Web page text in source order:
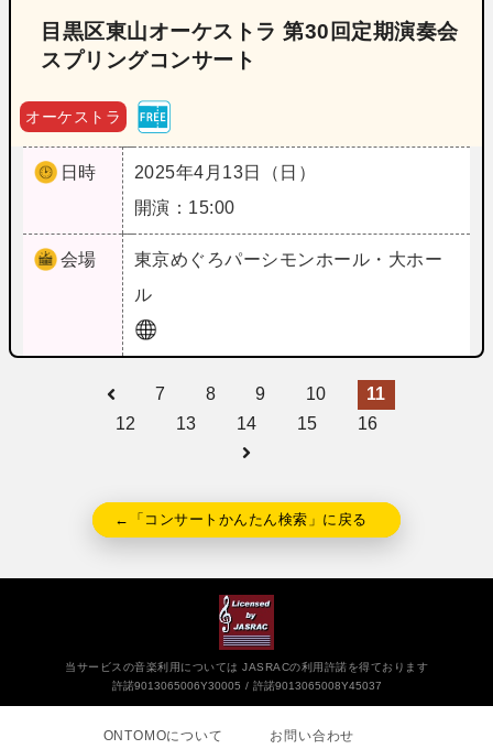
目黒区東山オーケストラ 第30回定期演奏会
スプリングコンサート
オーケストラ
日時
2025年4月13日（日）
開演：15:00
会場 東京めぐろパーシモンホール・大ホー
ル
7 8 9 10
11
12
13 14 15 16
←「コンサートかんたん検索」に戻る
当サービスの音楽利用については JASRACの利用許諾を得ております
許諾9013065006Y30005
許諾9013065008Y45037
ONTOMOについて お問い合わせ